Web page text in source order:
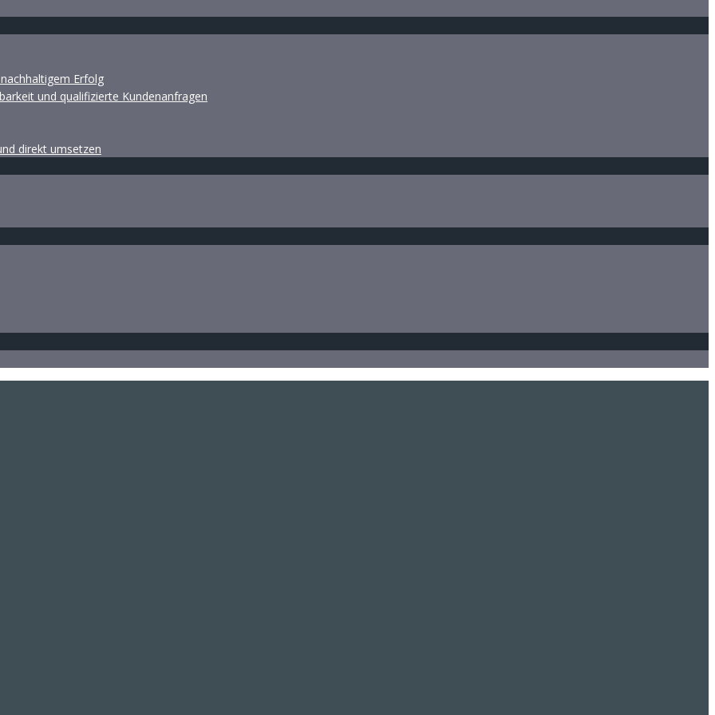
Erfolg
und qualifizierte Kundenanfragen
direkt umsetzen